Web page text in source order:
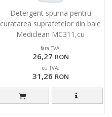
Detergent spuma pentru
curatarea suprafetelor din baie
Mediclean MC311,cu
pulverizator 500ml
fara TVA:
26,27 RON
cu TVA:
31,26 RON